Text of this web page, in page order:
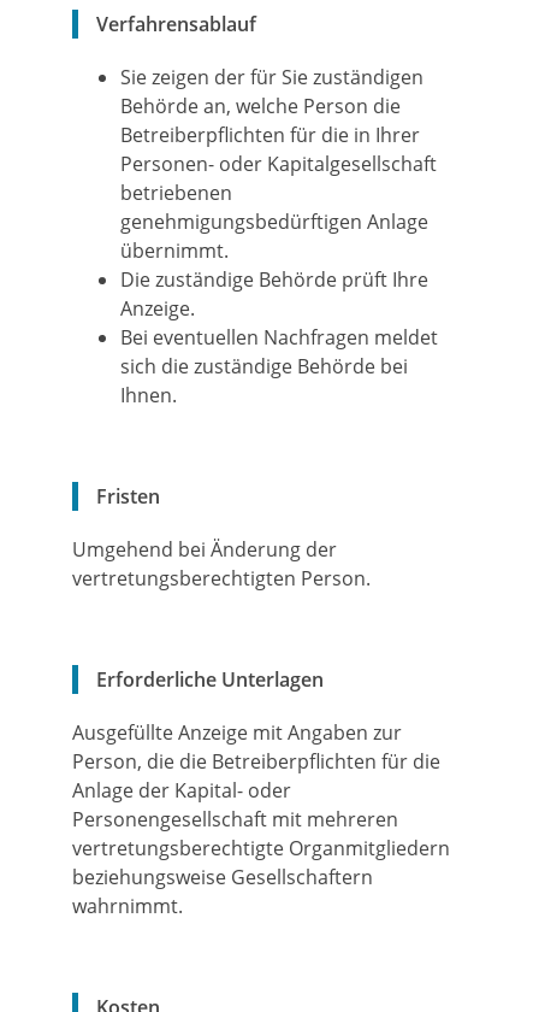
Verfahrensablauf
Sie zeigen der für Sie zuständigen
Behörde an, welche Person die
Betreiberpflichten für die in Ihrer
Personen- oder Kapitalgesellschaft
betriebenen
genehmigungsbedürftigen Anlage
übernimmt.
Die zuständige Behörde prüft Ihre
Anzeige.
Bei eventuellen Nachfragen meldet
sich die zuständige Behörde bei
Ihnen.
Fristen
Umgehend bei Änderung der
vertretungsberechtigten Person.
Erforderliche Unterlagen
Ausgefüllte Anzeige mit Angaben zur
Person, die die Betreiberpflichten für die
Anlage der Kapital- oder
Personengesellschaft mit mehreren
vertretungsberechtigte Organmitgliedern
beziehungsweise Gesellschaftern
wahrnimmt.